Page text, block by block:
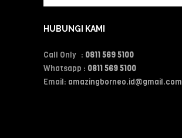
HUBUNGI KAMI
Call Only : 0811 569 5100
Whatsapp : 0811 569 5100
Email: amazingborneo.id@gmail.com